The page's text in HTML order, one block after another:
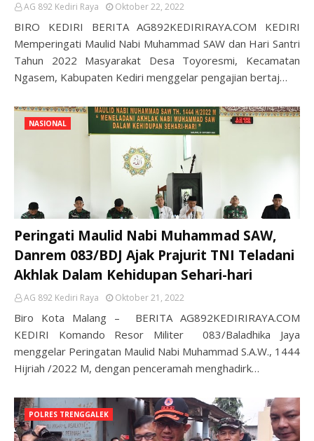
AG 892 Kediri Raya Oktober 22, 2022
BIRO KEDIRI BERITA AG892KEDIRIRAYA.COM KEDIRI
Memperingati Maulid Nabi Muhammad SAW dan Hari Santri
Tahun 2022 Masyarakat Desa Toyoresmi, Kecamatan
Ngasem, Kabupaten Kediri menggelar pengajian bertaj…
NASIONAL
Peringati Maulid Nabi Muhammad SAW,
Danrem 083/BDJ Ajak Prajurit TNI Teladani
Akhlak Dalam Kehidupan Sehari-hari
AG 892 Kediri Raya Oktober 21, 2022
Biro Kota Malang – BERITA AG892KEDIRIRAYA.COM
KEDIRI Komando Resor Militer 083/Baladhika Jaya
menggelar Peringatan Maulid Nabi Muhammad S.A.W., 1444
Hijriah /2022 M, dengan penceramah menghadirk…
POLRES TRENGGALEK